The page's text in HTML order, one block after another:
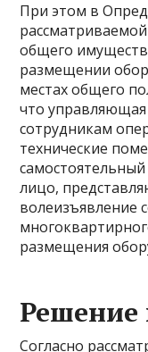
При этом в
общего
размещении
местах общего
что управляющая
сотрудникам
технические
лицо,
волеизъявление
размещения
Решение
Согласно